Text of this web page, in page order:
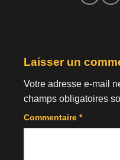
Laisser un
Votre adresse e-mail
champs obligatoires
Commentaire *